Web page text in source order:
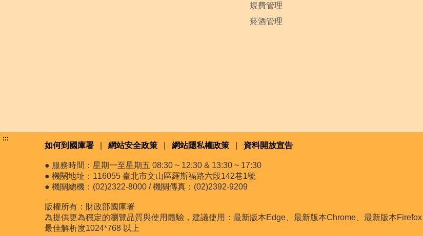
規費管理
菸酒管理
:::
如何到國庫署 網站安全政策 網站隱私權政策 資料開放宣告
● 服務時間：星期一至星期五 08:30 ~ 12:30 & 13:30 ~ 17:30
● 機關地址：116055 臺北市文山區羅斯福路六段142巷1號
● 機關總機：(02)2322-8000 / 機關傳真：(02)2392-9209
版權所有：財政部國庫署
為提供更為穩定的瀏覽品質與使用體驗，建議使用：最新版本Edge、最新版本Chrome、最新版本Firefox
最佳解析度1024*768 以上